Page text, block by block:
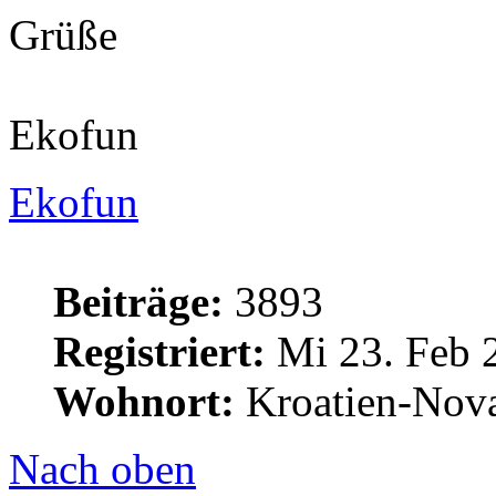
Grüße
Ekofun
Ekofun
Beiträge: 3893
Registriert: Mi 23. Feb
Wohnort: Kroatien-
Nach oben